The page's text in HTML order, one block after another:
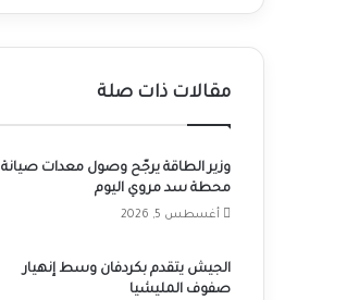
مقالات ذات صلة
وزير الطاقة يرجّح وصول معدات صيانة
محطة سد مروي اليوم
أغسطس 5, 2026
الجيش يتقدم بكردفان وسط إنهيار
صفوف المليشيا